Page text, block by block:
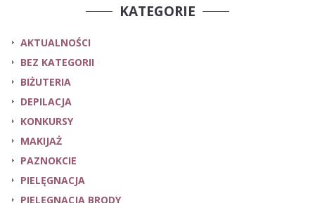
KATEGORIE
AKTUALNOŚCI
BEZ KATEGORII
BIŻUTERIA
DEPILACJA
KONKURSY
MAKIJAŻ
PAZNOKCIE
PIELĘGNACJA
PIELĘGNACJA BRODY